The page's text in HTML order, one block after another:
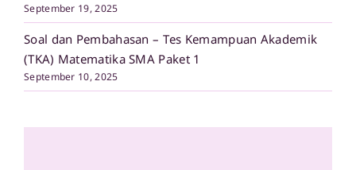
September 19, 2025
Soal dan Pembahasan – Tes Kemampuan Akademik
(TKA) Matematika SMA Paket 1
September 10, 2025